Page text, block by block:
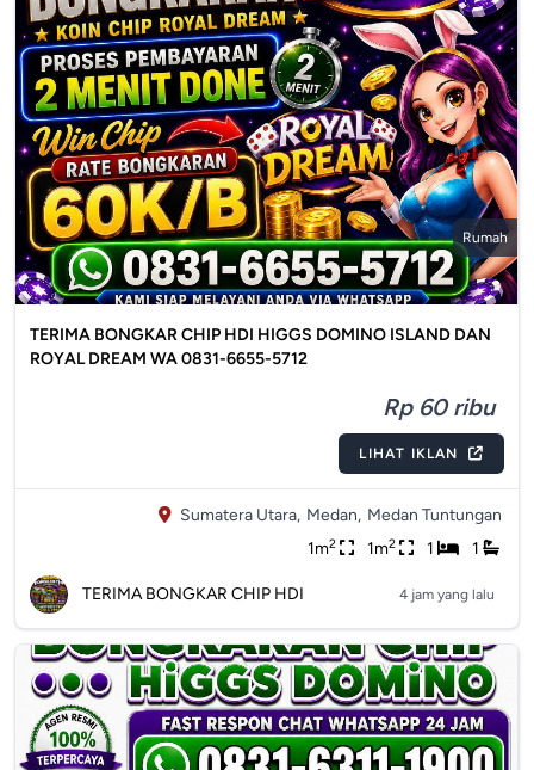
Rumah
TERIMA BONGKAR CHIP HDI HIGGS DOMINO ISLAND DAN
ROYAL DREAM WA 0831-6655-5712
Rp 60 ribu
LIHAT IKLAN
Sumatera Utara, Medan, Medan Tuntungan
1m2 1m2 1 1
TERIMA BONGKAR CHIP HDI 4 jam yang lalu